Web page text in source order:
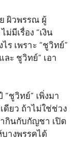
ผิวพรรณ ผู้
มีเรื่อง “เงิน
เพราะ “ชูวิทย์”
ะ ชูวิทย์” เอา
ชูวิทย์” เพิ่งมา
ดียว ถ้าไม่ใช่ช่วง
ากินกับกัญชา เปิด
างพรรคได้